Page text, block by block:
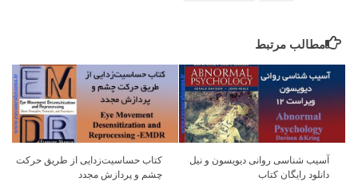
مطالب مرتبط
کتاب حساسیت‌زدایی از طریق حرکت
چشم و پردازش مجدد
آسیب شناسی روانی دیویسون و نیل
دانلود رایگان کتاب